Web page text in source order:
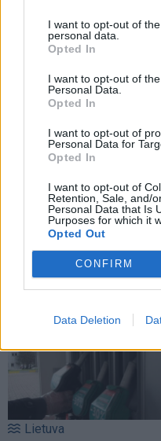
I want to opt-out of
personal data.
Opted In
I want to opt-out of
Personal Data.
Opted In
I want to opt-out of
Personal Data for
Opted In
I want to opt-out of
Retention, Sale, and/
Personal Data that Is
Purposes for which it
Opted Out
CONFIRM
Data Deletion
Čmilytė-Nielsen
neatmeta idėjos
prezidentus(17)
Lietuva
Ugniagesiai: dėl audros
nuverstų medžių į
iškvietimus vykome 49
kartus
Lietuva